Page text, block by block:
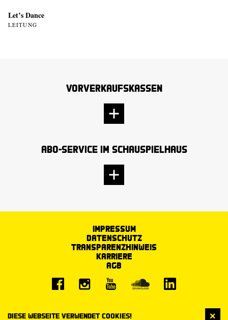
Diese Webseite verwendet Cookies!
Let’s Dance
LEITUNG
Vorverkaufskassen
Abo-Service im Schauspielhaus
Impressum
Datenschutz
Transparenzhinweis
Karriere
AGB